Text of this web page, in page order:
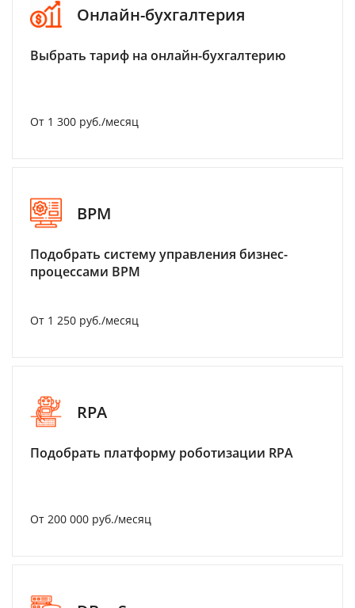
Онлайн-бухгалтерия
Выбрать тариф на онлайн-бухгалтерию
От 1 300 руб./месяц
BPM
Подобрать систему управления бизнес-
процессами BPM
От 1 250 руб./месяц
RPA
Подобрать платформу роботизации RPA
От 200 000 руб./месяц